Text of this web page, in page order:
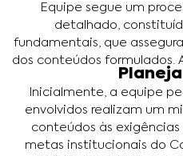
Equipe segue um
detalhado,
fundamentais, que
dos conteúdos formulados.
Inicialmente, a equipe
envolvidos realizam um
conteúdos às
metas institucionais do